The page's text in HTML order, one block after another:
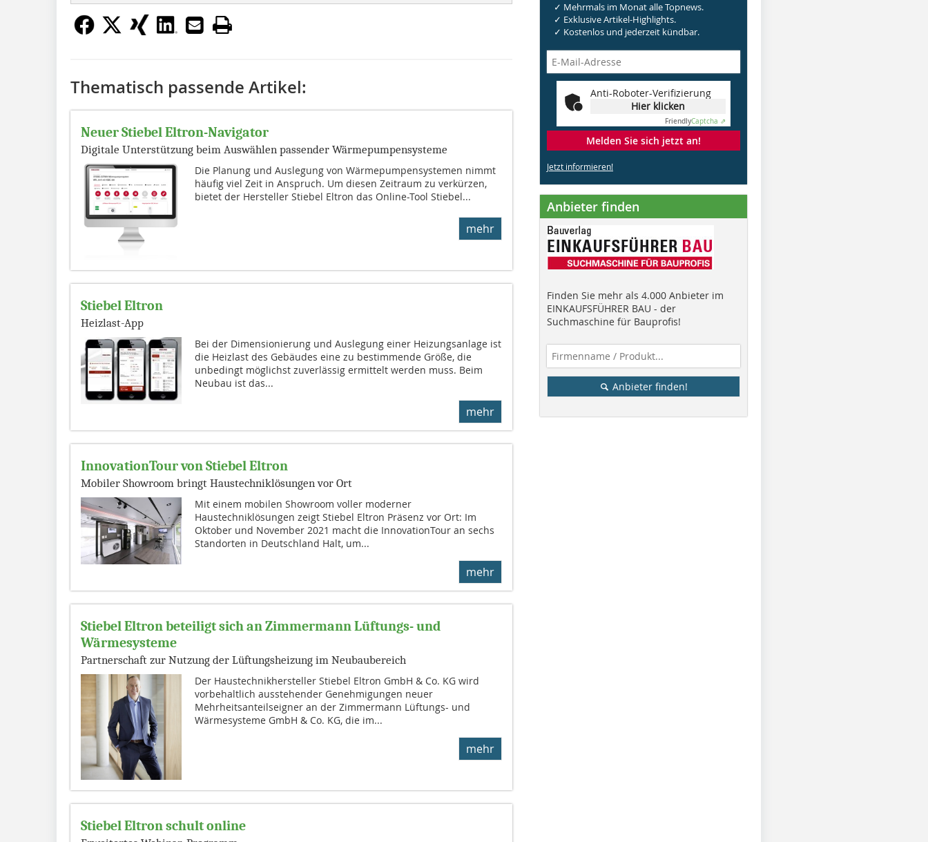
Thematisch passende Artikel:
Neuer Stiebel Eltron-Navigator
Digitale Unterstützung beim Auswählen passender Wärmepumpensysteme
Die Planung und Auslegung von Wärmepumpensystemen nimmt
häufig viel Zeit in Anspruch. Um diesen Zeitraum zu verkürzen,
bietet der Hersteller Stiebel Eltron das Online-Tool Stiebel...
mehr
Stiebel Eltron
Heizlast-App
Bei der Dimensionierung und Auslegung einer Heizungsanlage ist
die Heizlast des Gebäudes eine zu bestimmende Größe, die
unbedingt möglichst zuverlässig ermittelt werden muss. Beim
Neubau ist das...
mehr
InnovationTour von Stiebel Eltron
Mobiler Showroom bringt Haustechniklösungen vor Ort
Mit einem mobilen Showroom voller moderner
Haustechniklösungen zeigt Stiebel Eltron Präsenz vor Ort: Im
Oktober und November 2021 macht die InnovationTour an sechs
Standorten in Deutschland Halt, um...
mehr
Stiebel Eltron beteiligt sich an Zimmermann Lüftungs- und
Wärmesysteme
Partnerschaft zur Nutzung der Lüftungsheizung im Neubaubereich
Der Haustechnikhersteller Stiebel Eltron GmbH & Co. KG wird
vorbehaltlich ausstehender Genehmigungen neuer
Mehrheitsanteilseigner an der Zimmermann Lüftungs- und
Wärmesysteme GmbH & Co. KG, die im...
mehr
Stiebel Eltron schult online
✓ Mehrmals im Monat alle Topnews.
✓ Exklusive Artikel-Highlights.
✓ Kostenlos und jederzeit kündbar.
Anti-Roboter-Verifizierung
Hier klicken
FriendlyCaptcha ⇗
Melden Sie sich jetzt an!
Jetzt informieren!
Anbieter finden
Finden Sie mehr als 4.000 Anbieter im
EINKAUFSFÜHRER BAU - der
Suchmaschine für Bauprofis!
Anbieter finden!